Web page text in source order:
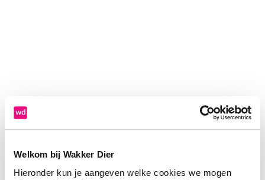
Welkom bij Wakker Dier
Hieronder kun je aangeven welke cookies we mogen